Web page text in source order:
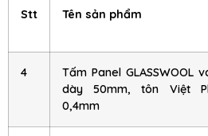
Stt Tên sản phẩm
4
Tấm Panel GLASSWOOL
dày 50mm, tôn Việt
0,4mm